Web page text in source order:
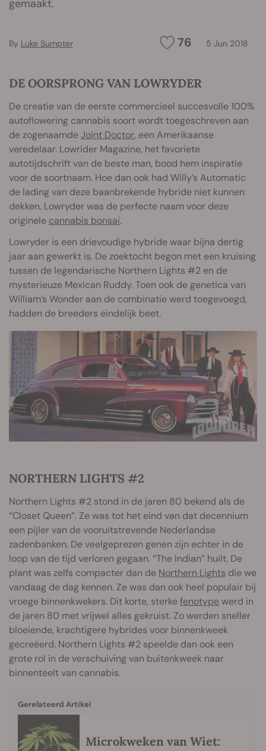
gemaakt.
76 5 Jun 2018
By Luke Sumpter
DE OORSPRONG VAN LOWRYDER
De creatie van de eerste commercieel succesvolle 100%
autoflowering cannabis soort wordt toegeschreven aan
de zogenaamdeJoint Doctor, een Amerikaanse
veredelaar. Lowrider Magazine, het favoriete
autotijdschrift van de beste man, bood hem inspiratie
voor de soortnaam. Hoe dan ook had Willy’s Automatic
de lading van deze baanbrekende hybride niet kunnen
dekken. Lowryder was de perfecte naam voor deze
originele cannabis bonsai.
Lowryder is een drievoudige hybride waar bijna dertig
jaar aan gewerkt is. De zoektocht begon met een kruising
tussen de legendarische Northern Lights #2 en de
mysterieuze Mexican Ruddy. Toen ook de genetica van
William’s Wonder aan de combinatie werd toegevoegd,
hadden de breeders eindelijk beet.
NORTHERN LIGHTS #2
Northern Lights #2 stond in de jaren 80 bekend als de
“Closet Queen”. Ze was tot het eind van dat decennium
een pijler van de vooruitstrevende Nederlandse
zadenbanken. De veelgeprezen genen zijn echter in de
loop van de tijd verloren gegaan. “The Indian” huilt. De
plant was zelfs compacter dan de Northern Lights die we
vandaag de dag kennen. Ze was dan ook heel populair bij
vroege binnenkwekers. Dit korte, sterkefenotypewerd in
de jaren 80 met vrijwel alles gekruist. Zo werden sneller
bloeiende, krachtigere hybrides voor binnenkweek
gecreëerd. Northern Lights #2 speelde dan ook een
grote rol in de verschuiving van buitenkweek naar
binnenteelt van cannabis.
Gerelateerd Artikel
Microkweken van Wiet: